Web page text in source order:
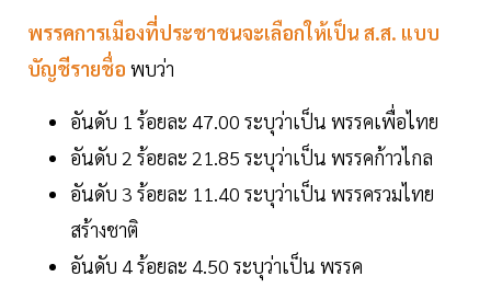
พรรคการเมืองที่ประชาชนจะเลือกให้เป็น ส.ส. แบบ
บัญชีรายชื่อ พบว่า
อันดับ 1 ร้อยละ 47.00 ระบุว่าเป็น พรรคเพื่อไทย
อันดับ 2 ร้อยละ 21.85 ระบุว่าเป็น พรรคก้าวไกล
อันดับ 3 ร้อยละ 11.40 ระบุว่าเป็น พรรครวมไทย
สร้างชาติ
อันดับ 4 ร้อยละ 4.50 ระบุว่าเป็น พรรค